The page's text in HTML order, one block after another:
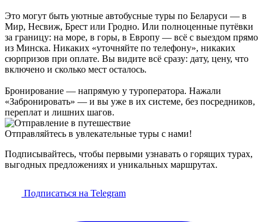
Это могут быть уютные автобусные туры по Беларуси — в
Мир, Несвиж, Брест или Гродно. Или полноценные путёвки
за границу: на море, в горы, в Европу — всё с выездом прямо
из Минска. Никаких «уточняйте по телефону», никаких
сюрпризов при оплате. Вы видите всё сразу: дату, цену, что
включено и сколько мест осталось.
Бронирование — напрямую у туроператора. Нажали
«Забронировать» — и вы уже в их системе, без посредников,
переплат и лишних шагов.
Отправляйтесь в увлекательные туры с нами!
Подписывайтесь, чтобы первыми узнавать о горящих турах,
выгодных предложениях и уникальных маршрутах.
Подписаться на Telegram